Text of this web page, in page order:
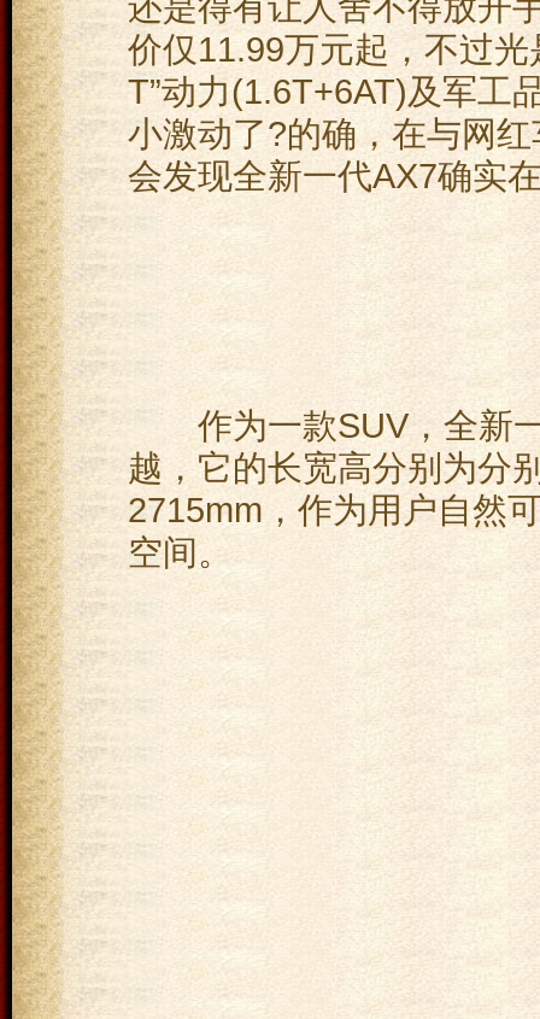
价仅11.99万元起，不过
T”动力(1.6T+6AT)及军工
小激动了?的确，在与网
会发现全新一代AX7确实
作为一款SUV，全新一
越，它的长宽高分别为分
2715mm，作为用户自然
空间。